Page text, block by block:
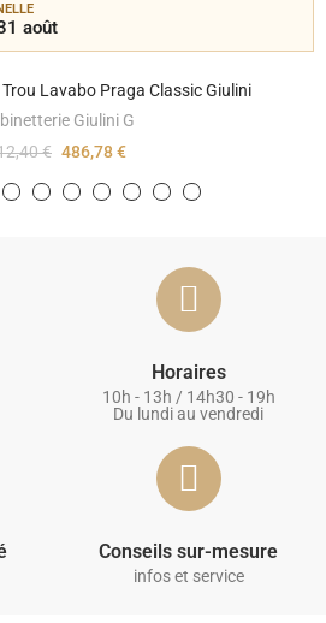
août
Lavabo Praga Classic Giulini
Giulini G
€ 486,78 €
Horaires
10h - 13h / 14h30 - 19h
Du lundi au vendredi
Conseils sur-mesure
infos et service